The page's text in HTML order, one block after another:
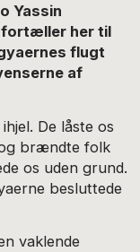
Yassin
fortæller her til
flugt
af
De låste os
brændte folk
os uden grund.
besluttede
vaklende